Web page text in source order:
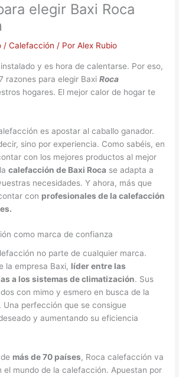
elegir Baxi Roca
/Calefacción / PorAlex Rubio
y es hora de calentarse. Por eso,
razones para elegir BaxiRoca
hogares. El mejor calor de hogar te
es apostar al caballo ganador.
sino por experiencia. Como sabéis, en
con los mejores productos al mejor
lacalefacción de Baxi Roca se adapta a
necesidades. Y ahora, más que
con profesionales de la calefacción
como marca de confianza
no parte de cualquier marca.
la empresa Baxi, líder entre las
a los sistemas de climatización. Sus
con mimo y esmero en busca de la
perfección que se consigue
y aumentando su eficiencia
más de 70 países, Roca calefacción va
el mundo de la calefacción. Apuestan por